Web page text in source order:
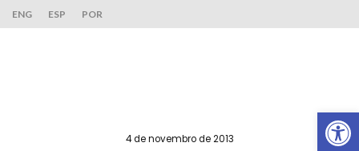
ENG ESP POR
4 de novembro de 2013